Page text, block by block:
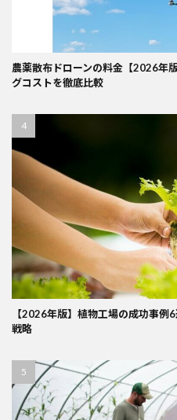
農薬散布ドローンの料金【2026年
グコストを徹底比較
【2026年版】植物工場の成功事例
戦略